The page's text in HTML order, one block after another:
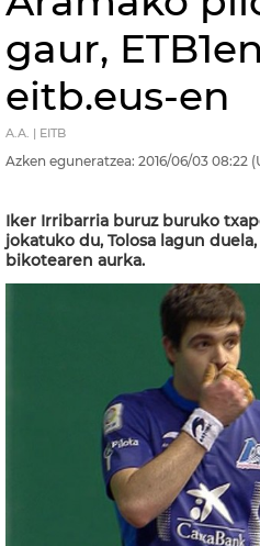
gaur,
eitb.eus-en
A.A. | EITB
Azken eguneratzea: 2016/06/03 08:22
Iker Irribarria buruz buruko
jokatuko du, Tolosa lagun
bikotearen aurka.